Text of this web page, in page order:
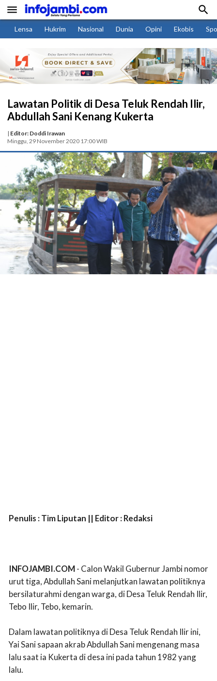
 
Lensa Hukrim Nasional Dunia Opini Ekobis
Lawatan Politik di Desa Teluk Rendah Ilir,
Abdullah Sani Kenang Kukerta
| Editor: Doddi Irawan
Minggu, 29 November 2020 17:00 WIB
Penulis : Tim Liputan || Editor : Redaksi
INFOJAMBI.COM- Calon Wakil Gubernur Jambi nomor
urut tiga, Abdullah Sani melanjutkan lawatan politiknya
bersilaturahmi dengan warga, di Desa Teluk Rendah Ilir,
Tebo Ilir, Tebo, kemarin.
Dalam lawatan politiknya di Desa Teluk Rendah Ilir ini,
Yai Sani sapaan akrab Abdullah Sani mengenang masa
lalu saat ia Kukerta di desa ini pada tahun 1982 yang
lalu.